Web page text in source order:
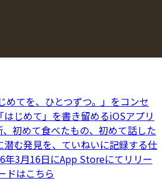
めてを、ひとつずつ。」をコンセ
じめて」を書き留めるiOSアプリ
初めて食べたもの、初めて話した
む発見を、ていねいに記録する仕
年3月16日にApp Storeにてリリー
ドはこちら